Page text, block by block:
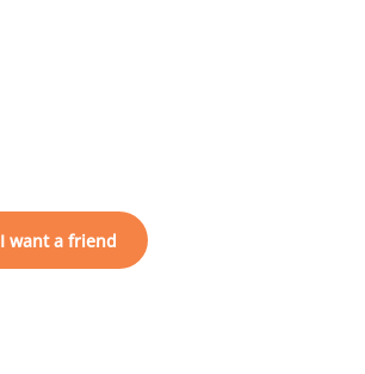
I want a friend